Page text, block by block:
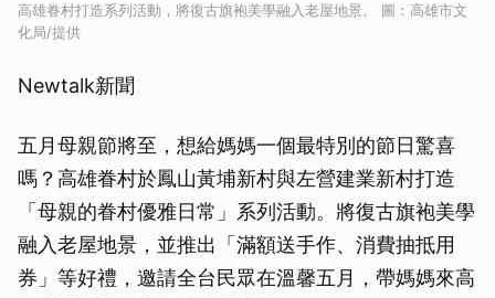
高雄眷村打造系列活動，將復古旗袍美學融入老屋地景。 圖：高雄市文
化局/提供
Newtalk新聞
五月母親節將至，想給媽媽一個最特別的節日驚喜
嗎？高雄眷村於鳳山黃埔新村與左營建業新村打造
「母親的眷村優雅日常」系列活動。將復古旗袍美學
融入老屋地景，並推出「滿額送手作、消費抽抵用
券」等好禮，邀請全台民眾在溫馨五月，帶媽媽來高